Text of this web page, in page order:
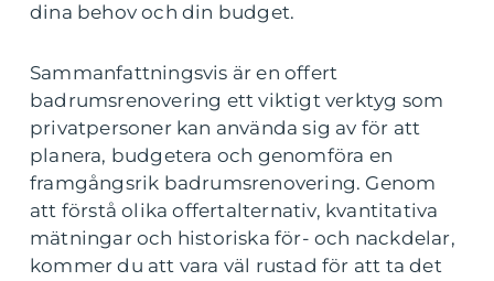
dina behov och din budget.
Sammanfattningsvis är en offert
badrumsrenovering ett viktigt verktyg som
privatpersoner kan använda sig av för att
planera, budgetera och genomföra en
framgångsrik badrumsrenovering. Genom
att förstå olika offertalternativ, kvantitativa
mätningar och historiska för- och nackdelar,
kommer du att vara väl rustad för att ta det